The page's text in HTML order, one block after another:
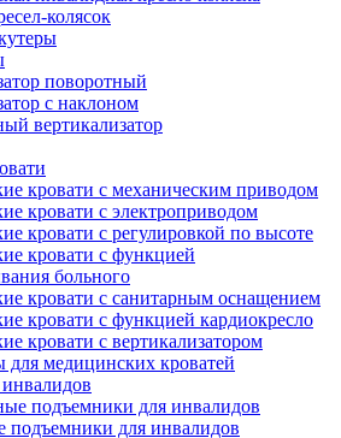
колясок
поворотный
с наклоном
вертикализатор
кровати с механическим приводом
кровати с электроприводом
кровати с регулировкой по высоте
кровати с функцией
больного
кровати с санитарным оснащением
кровати с функцией кардиокресло
кровати с вертикализатором
для медицинских кроватей
подъемники для инвалидов
подъемники для инвалидов